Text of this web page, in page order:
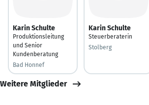
Karin Schulte
Produktionsleitung
und Senior
Kundenberatung
Bad Honnef
Karin Schulte
Steuerberaterin
Stolberg
Weitere Mitglieder